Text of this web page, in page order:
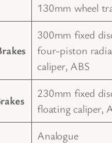
130mm wheel
300mm fixed
four-piston
caliper, ABS
230mm fixed
floating caliper,
Analogue